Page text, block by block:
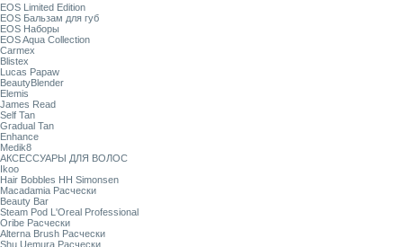
EOS Limited Edition
EOS Бальзам для губ
EOS Наборы
EOS Aqua Collection
Carmex
Blistex
Lucas Papaw
BeautyBlender
Elemis
James Read
Self Tan
Gradual Tan
Enhance
Medik8
АКСЕССУАРЫ ДЛЯ ВОЛОС
Ikoo
Hair Bobbles HH Simonsen
Macadamia Расчески
Beauty Bar
Steam Pod L'Oreal Professional
Oribe Расчески
Alterna Brush Расчески
Shu Uemura Расчески